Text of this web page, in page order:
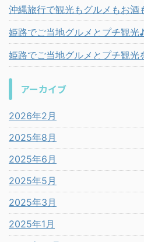
沖縄旅行で観光もグルメもお
姫路でご当地グルメとプチ観光
姫路でご当地グルメとプチ観光
アーカイブ
2026年2月
2025年8月
2025年6月
2025年5月
2025年3月
2025年1月